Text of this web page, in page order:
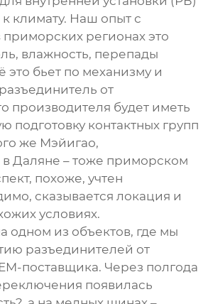
к климату. Наш опыт с
регионах это
влажность, перепады
это бьет по механизму и
от
производителя будет иметь
подготовку контактных групп
же Мэйигао,
Даляне – тоже приморском
похоже, учтен
сказывается локация и
условиях.
одном из объектов, где мы
разъединителей от
поставщика. Через полгода
появилась